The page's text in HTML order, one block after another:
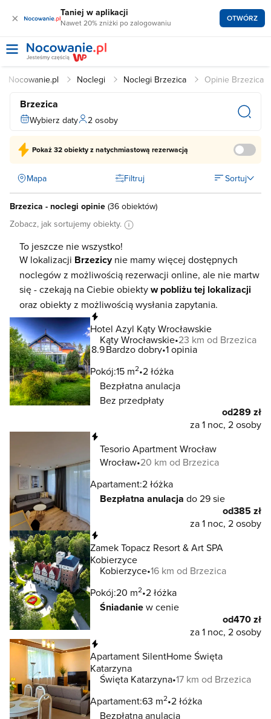
× Taniej w aplikacji
Nawet 20% zniżki po zalogowaniu OTWÓRZ
Nocowanie.pl Noclegi Noclegi Brzezica Opinie Brzezica
Brzezica
Wybierz daty 2 osoby
Pokaż32 obiektyz natychmiastową rezerwacją
Mapa Filtruj Sortuj
Brzezica - noclegi opinie (36 obiektów)
Zobacz, jak sortujemy obiekty.
To jeszcze nie wszystko!
W lokalizacji Brzezicynie mamy więcej dostępnych
noclegów z możliwością rezerwacji online, ale nie martw
się - czekają na Ciebie obiektyw pobliżu tej lokalizacji
oraz obiekty z możliwością wysłania zapytania.
Hotel Azyl Kąty Wrocławskie
Kąty Wrocławskie 23 km od Brzezica
8.9Bardzo dobry 1 opinia
Pokój:15 m2 2 łóżka
Bezpłatna anulacja
Bez przedpłaty
od289 zł
za 1 noc, 2 osoby
Tesorio Apartment Wrocław
Wrocław 20 km od Brzezica
Apartament:2 łóżka
Bezpłatna anulacja do 29 sie
od385 zł
za 1 noc, 2 osoby
Zamek Topacz Resort & Art SPA
Kobierzyce
Kobierzyce 16 km od Brzezica
Pokój:20 m2 2 łóżka
Śniadaniew cenie
od470 zł
za 1 noc, 2 osoby
Apartament SilentHome Święta
Katarzyna
Święta Katarzyna 17 km od Brzezica
Apartament:63 m2 2 łóżka
Bezpłatna anulacja